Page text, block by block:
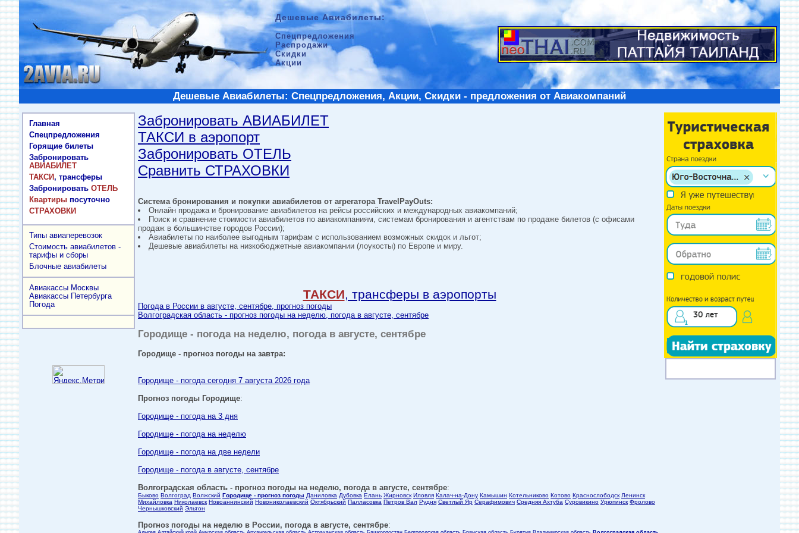
Дешевые Авиабилеты:
Спецпредложения
Распродажи
Скидки
Акции
Дешевые Авиабилеты: Спецпредложения, Акции, Скидки - предложения от Авиакомпаний
Главная
Спецпредложения
Горящие билеты
Забронировать
АВИАБИЛЕТ
ТАКСИ, трансферы
Забронировать ОТЕЛЬ
Квартиры посуточно
СТРАХОВКИ
Типы авиаперевозок
Стоимость авиабилетов -
тарифы и сборы
Блочные авиабилеты
Авиакассы Москвы
Авиакассы Петербурга
Погода
Забронировать АВИАБИЛЕТ
ТАКСИ в аэропорт
Забронировать ОТЕЛЬ
Сравнить СТРАХОВКИ
Система бронирования и покупки авиабилетов от агрегатора TravelPayOuts:
Онлайн продажа и бронирование авиабилетов на рейсы российских и международных авиакомпаний;
Поиск и сравнение стоимости авиабилетов по авиакомпаниям, системам бронирования и агентствам по продаже билетов (с офисами
продаж в большинстве городов России);
Авиабилеты по наиболее выгодным тарифам с использованием возможных скидок и льгот;
Дешевые авиабилеты на низкобюджетные авиакомпании (лоукосты) по Европе и миру.
ТАКСИ, трансферы в аэропорты
Погода в России в августе, сентябре, прогноз погоды
Волгоградская область - прогноз погоды на неделю, погода в августе, сентябре
Городище - погода на неделю, погода в августе, сентябре
Городище - прогноз погоды на завтра:
Городище - погода сегодня 7 августа 2026 года
Прогноз погоды Городище:
Городище - погода на 3 дня
Городище - погода на неделю
Городище - погода на две недели
Городище - погода в августе, сентябре
Волгоградская область - прогноз погоды на неделю, погода в августе, сентябре:
Быково Волгоград Волжский Городище - прогноз погоды Даниловка Дубовка Елань Жирновск Иловля Калач-на-Дону Камышин Котельниково Котово Краснослободск Ленинск
Михайловка Николаевск Новоаннинский Новониколаевский Октябрьский Палласовка Петров Вал Рудня Светлый Яр Серафимович Средняя Ахтуба Суровикино Урюпинск Фролово
Чернышковский Эльтон
Прогноз погоды на неделю в России, погода в августе, сентябре: